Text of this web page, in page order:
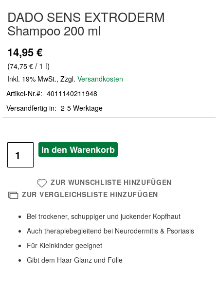
Anfang
der
Bildergalerie
DADO SENS EXTRODERM
Shampoo 200 ml
14,95 €
(74,75 € / 1 l)
Inkl. 19% MwSt., Zzgl. Versandkosten
Artikel-Nr.
4011140211948
Versandfertig in
2-5 Werktage
In den Warenkorb
ZUR WUNSCHLISTE HINZUFÜGEN
ZUR VERGLEICHSLISTE HINZUFÜGEN
Bei trockener, schuppiger und juckender Kopfhaut
Auch therapiebegleitend bei Neurodermitis & Psoriasis
Für Kleinkinder geeignet
Gibt dem Haar Glanz und Fülle